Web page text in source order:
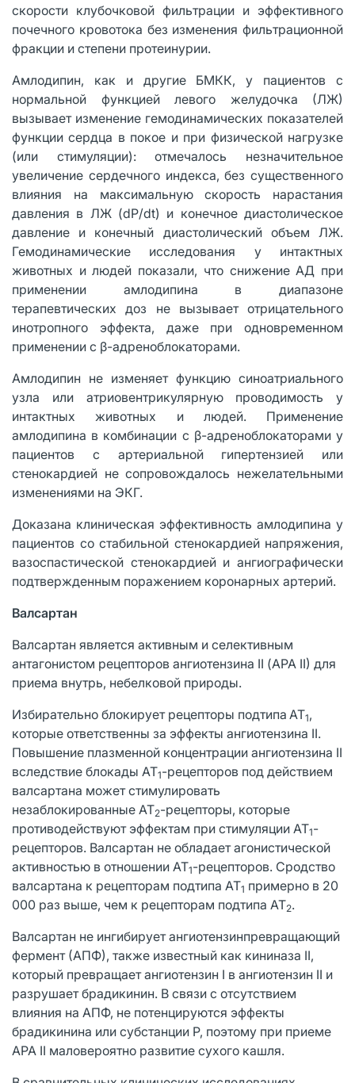
скорости клубочковой фильтрации и эффективного
почечного кровотока без изменения фильтрационной
фракции и степени протеинурии.
Амлодипин, как и другие БМКК, у пациентов с
нормальной функцией левого желудочка (ЛЖ)
вызывает изменение гемодинамических показателей
функции сердца в покое и при физической нагрузке
(или стимуляции): отмечалось незначительное
увеличение сердечного индекса, без существенного
влияния на максимальную скорость нарастания
давления в ЛЖ (dP/dt) и конечное диастолическое
давление и конечный диастолический объем ЛЖ.
Гемодинамические исследования у интактных
животных и людей показали, что снижение АД при
применении амлодипина в диапазоне
терапевтических доз не вызывает отрицательного
инотропного эффекта, даже при одновременном
применении с β-адреноблокаторами.
Амлодипин не изменяет функцию синоатриального
узла или атриовентрикулярную проводимость у
интактных животных и людей. Применение
амлодипина в комбинации с β-адреноблокаторами у
пациентов с артериальной гипертензией или
стенокардией не сопровождалось нежелательными
изменениями на ЭКГ.
Доказана клиническая эффективность амлодипина у
пациентов со стабильной стенокардией напряжения,
вазоспастической стенокардией и ангиографически
подтвержденным поражением коронарных артерий.
Валсартан
Валсартан является активным и селективным
антагонистом рецепторов ангиотензина II (АРА II) для
приема внутрь, небелковой природы.
Избирательно блокирует рецепторы подтипа АТ1,
которые ответственны за эффекты ангиотензина II.
Повышение плазменной концентрации ангиотензина II
вследствие блокады АТ1-рецепторов под действием
валсартана может стимулировать
незаблокированные АТ2-рецепторы, которые
противодействуют эффектам при стимуляции АТ1-
рецепторов. Валсартан не обладает агонистической
активностью в отношении АТ1-рецепторов. Сродство
валсартана к рецепторам подтипа АТ1 примерно в 20
000 раз выше, чем к рецепторам подтипа АТ2.
Валсартан не ингибирует ангиотензинпревращающий
фермент (АПФ), также известный как кининаза II,
который превращает ангиотензин I в ангиотензин II и
разрушает брадикинин. В связи с отсутствием
влияния на АПФ, не потенцируются эффекты
брадикинина или субстанции Р, поэтому при приеме
АРА II маловероятно развитие сухого кашля.